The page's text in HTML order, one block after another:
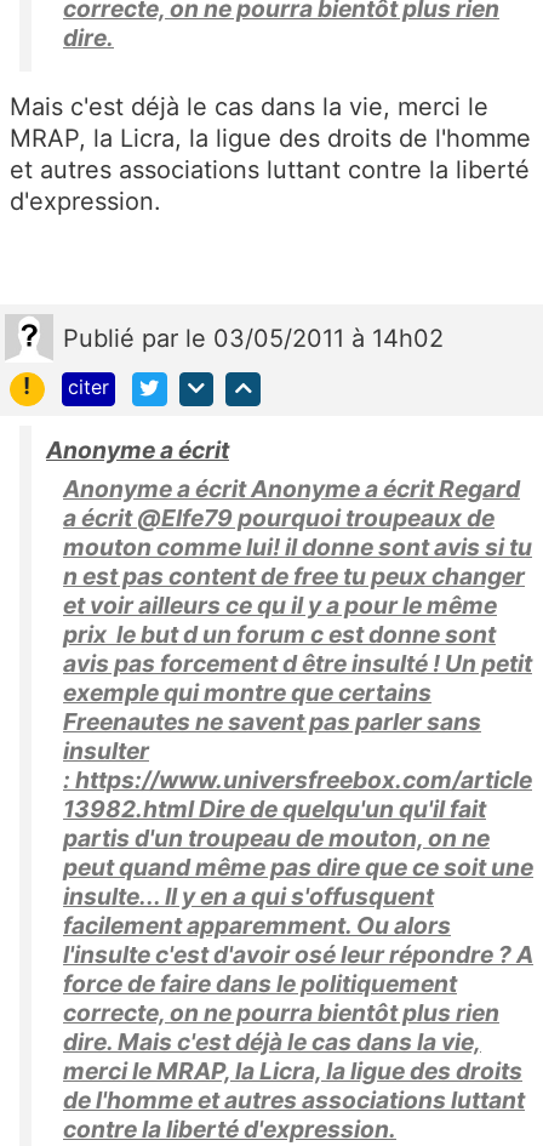
correcte, on ne pourra bientôt plus rien
dire.
Mais c'est déjà le cas dans la vie, merci le
MRAP, la Licra, la ligue des droits de l'homme
et autres associations luttant contre la liberté
d'expression.
Publié par le 03/05/2011 à 14h02
!
citer
Anonyme a écrit
Anonyme a écrit Anonyme a écrit Regard
a écrit @Elfe79 pourquoi troupeaux de
mouton comme lui! il donne sont avis si tu
n est pas content de free tu peux changer
et voir ailleurs ce qu il y a pour le même
prix le but d un forum c est donne sont
avis pas forcement d être insulté ! Un petit
exemple qui montre que certains
Freenautes ne savent pas parler sans
insulter
: https://www.universfreebox.com/article
13982.html Dire de quelqu'un qu'il fait
partis d'un troupeau de mouton, on ne
peut quand même pas dire que ce soit une
insulte... Il y en a qui s'offusquent
facilement apparemment. Ou alors
l'insulte c'est d'avoir osé leur répondre ? A
force de faire dans le politiquement
correcte, on ne pourra bientôt plus rien
dire. Mais c'est déjà le cas dans la vie,
merci le MRAP, la Licra, la ligue des droits
de l'homme et autres associations luttant
contre la liberté d'expression.